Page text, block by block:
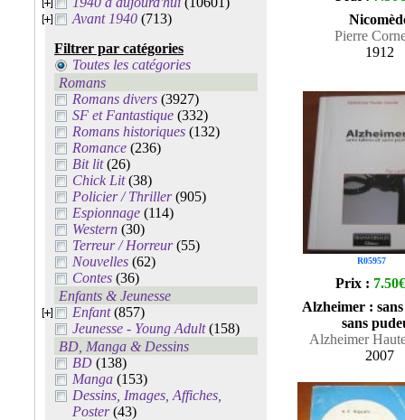
Avant 1940 (713)
Filtrer par catégories
Toutes les catégories
Romans
Romans divers (3927)
SF et Fantastique (332)
Romans historiques (132)
Romance (236)
Bit lit(26)
Chick Lit(38)
Policier / Thriller(905)
Espionnage (114)
Western (30)
Terreur / Horreur(55)
Nouvelles (62)
Contes (36)
Enfants & Jeunesse
Enfant(857)
Jeunesse - Young Adult(158)
BD, Manga & Dessins
BD (138)
Manga (153)
Dessins, Images, Affiches,
Poster(43)
Pierre
1912
R05957
Prix : 7.50€
Alzheimer :
sans
Alzheimer
2007